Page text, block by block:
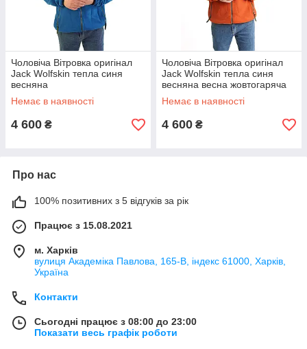
Чоловіча Вітровка оригінал
Jack Wolfskin тепла синя
весняна
Немає в наявності
4 600 ₴
Чоловіча Вітровка оригінал
Jack Wolfskin тепла синя
весняна весна жовтогаряча
Немає в наявності
4 600 ₴
Про нас
100% позитивних з 5 відгуків за рік
Працює з 15.08.2021
м. Харків
вулиця Академіка Павлова, 165-В, індекс 61000, Харків,
Україна
Контакти
Сьогодні працює з 08:00 до 23:00
Показати весь графік роботи